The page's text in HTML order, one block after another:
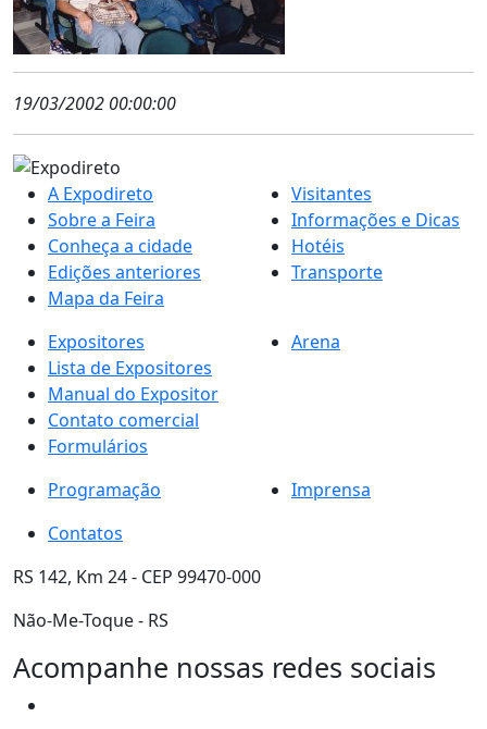
19/03/2002 00:00:00
A Expodireto
Sobre a Feira
Conheça a cidade
Edições anteriores
Mapa da Feira
Visitantes
Informações e Dicas
Hotéis
Transporte
Expositores
Lista de Expositores
Manual do Expositor
Contato comercial
Formulários
Arena
Programação
Imprensa
Contatos
RS 142, Km 24 - CEP 99470-000
Não-Me-Toque - RS
Acompanhe nossas redes sociais